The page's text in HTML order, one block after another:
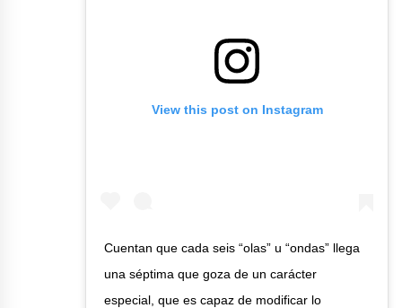
View this post on Instagram
Cuentan que cada seis “olas” u “ondas” llega
una séptima que goza de un carácter
especial, que es capaz de modificar lo